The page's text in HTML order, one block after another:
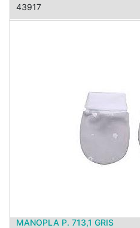
43917
MANOPLA P. 713,1 GRIS